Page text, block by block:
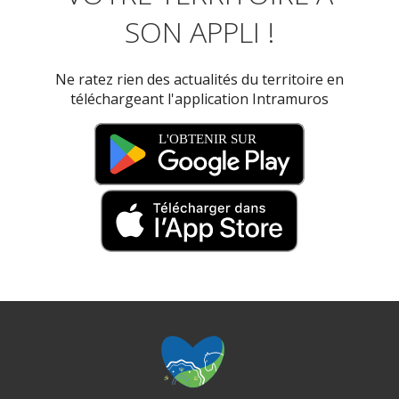
SON APPLI !
Ne ratez rien des actualités du territoire en
téléchargeant l'application Intramuros